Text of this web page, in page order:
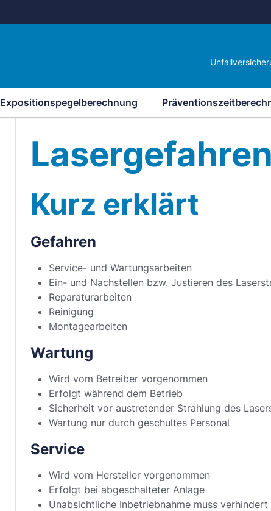
Expositionspegelberechnung
Kurz erklärt
Gefahren
Service- und Wartungsarbeiten
Ein- und Nachstellen bzw. Justieren des
Reparaturarbeiten
Reinigung
Montagearbeiten
Wartung
Wird vom Betreiber vorgenommen
Erfolgt während dem Betrieb
Sicherheit vor austretender Strahlung des
Wartung nur durch geschultes Personal
Service
Wird vom Hersteller vorgenommen
Erfolgt bei abgeschalteter Anlage
Unabsichtliche Inbetriebnahme muss verhindert